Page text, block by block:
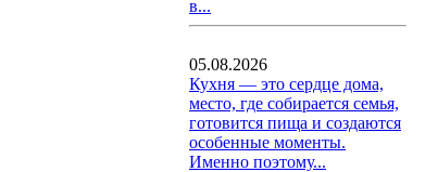
в...
05.08.2026
Кухня — это сердце дома,
место, где собирается семья,
готовится пища и создаются
особенные моменты.
Именно поэтому...